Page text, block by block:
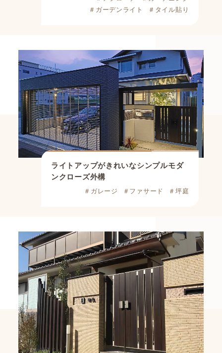
＃ガーデンライト
＃タイル貼り
ライトアップがきれいなシンプルモダ
ンクローズ外構
＃ガレージ ＃ファサード ＃坪庭